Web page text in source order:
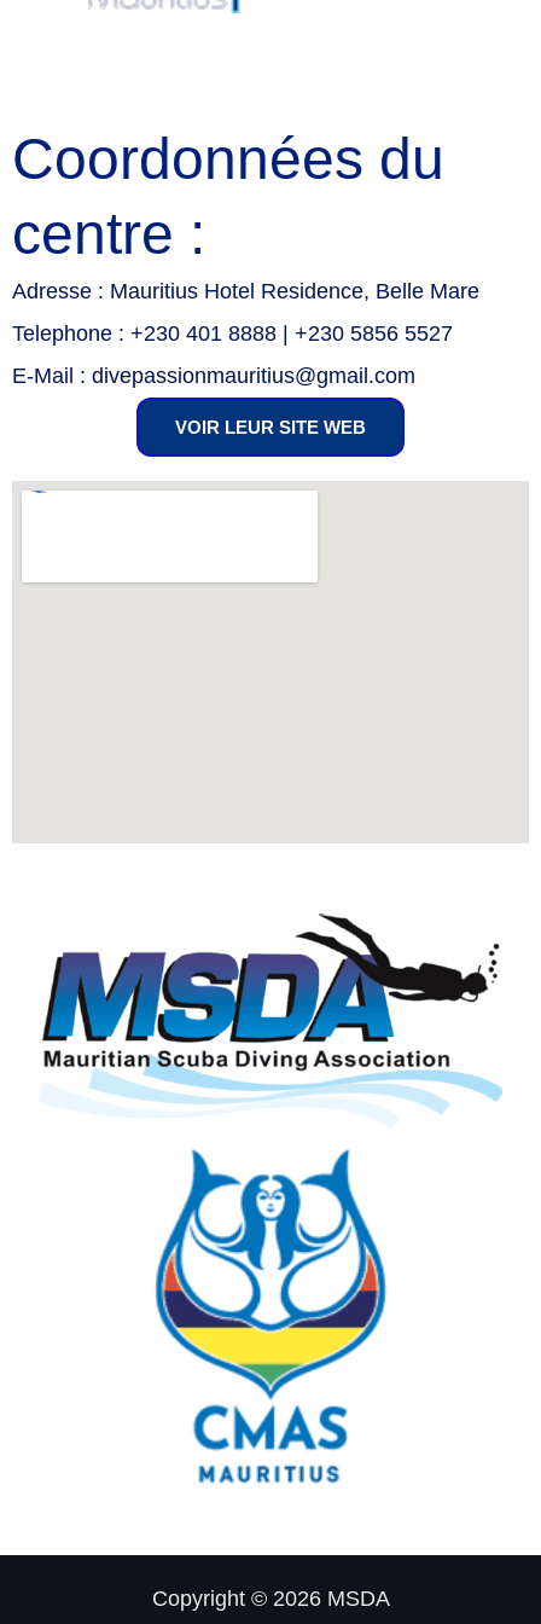
Coordonnées du
centre :
Adresse : Mauritius Hotel Residence, Belle Mare
Telephone : +230 401 8888 | +230 5856 5527
E-Mail : divepassionmauritius@gmail.com
VOIR LEUR SITE WEB
Copyright © 2026 MSDA